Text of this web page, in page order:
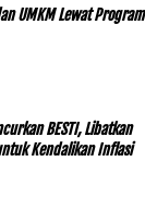
UMKM Lewat Program
BESTI, Libatkan
Kendalikan Inflasi